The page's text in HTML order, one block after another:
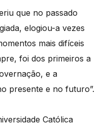
que no passado
elogiou-a vezes
mais difíceis
foi dos primeiros a
e a
presente e no futuro”.
Católica